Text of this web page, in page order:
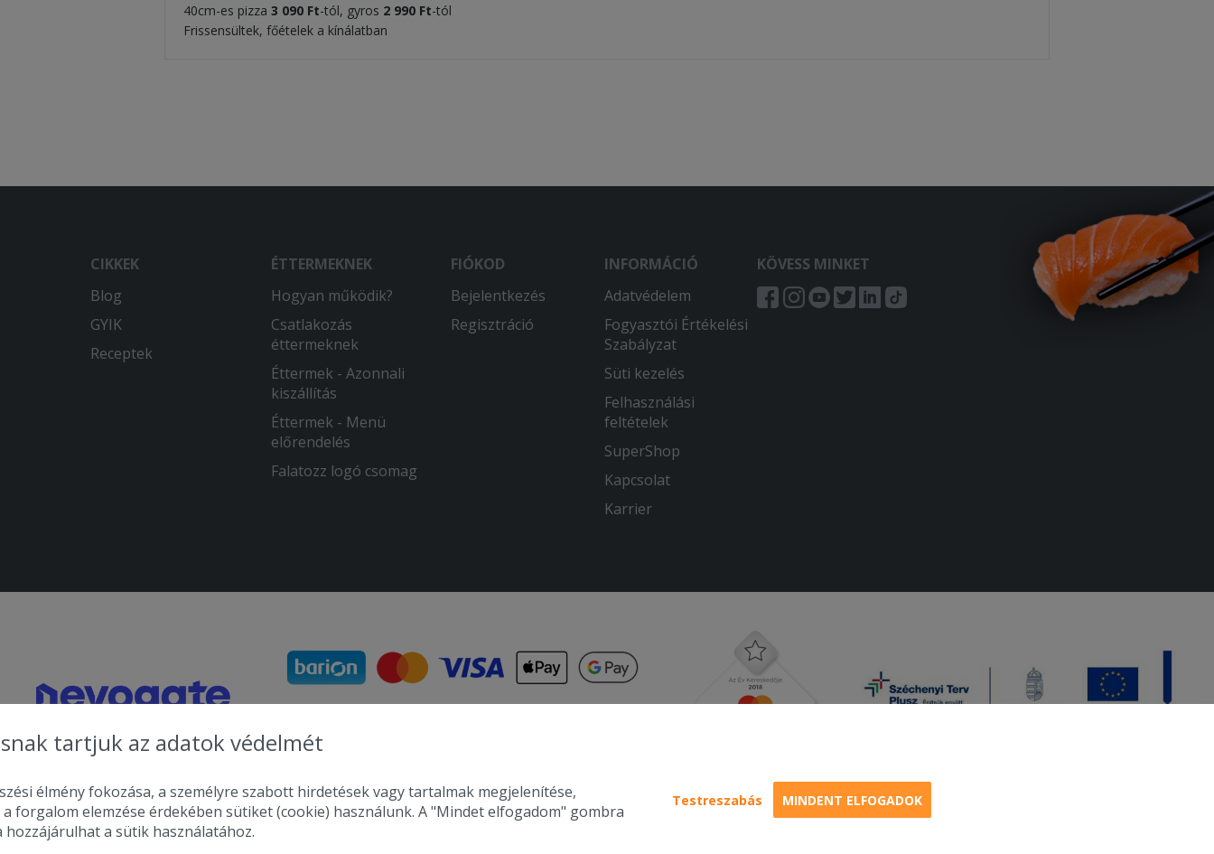
40cm-es pizza 3 090 Ft-tól, gyros 2 990 Ft-tól
Frissensültek, főételek a kínálatban
CIKKEK
Blog
GYIK
Receptek
ÉTTERMEKNEK
Hogyan működik?
Csatlakozás
éttermeknek
Éttermek - Azonnali
kiszállítás
Éttermek - Menü
előrendelés
Falatozz logó csomag
FIÓKOD
Bejelentkezés
Regisztráció
INFORMÁCIÓ
Adatvédelem
Fogyasztói Értékelési
Szabályzat
Süti kezelés
Felhasználási
feltételek
SuperShop
Kapcsolat
Karrier
KÖVESS MINKET
2010-2026 Copyright - Falatozz.hu - Diston-line Kft.
tartjuk az adatok védelmét
élmény fokozása, a személyre szabott hirdetések vagy tartalmak megjelenítése,
forgalom elemzése érdekében sütiket (cookie) használunk. A "Mindet elfogadom" gombra
a sütik használatához.
Testreszabás MINDENT ELFOGADOK